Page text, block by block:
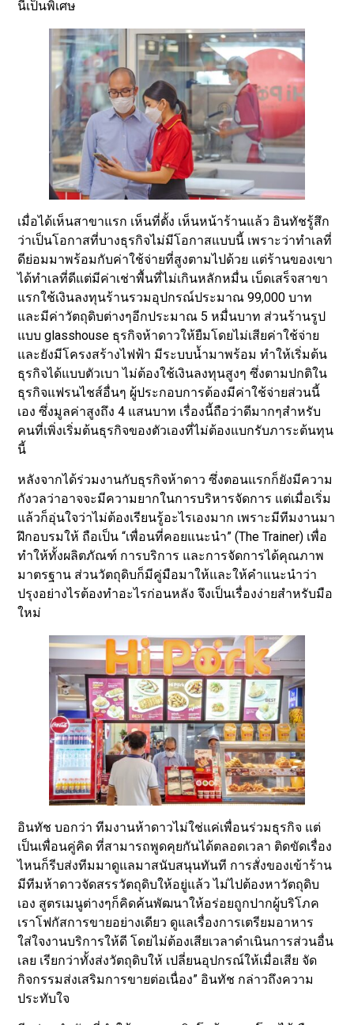
นี้เป็นพิเศษ
เมื่อได้เห็นสาขาแรก เห็นที่ตั้ง เห็นหน้าร้านแล้ว อินทัชรู้สึก
ว่าเป็นโอกาสที่บางธุรกิจไม่มีโอกาสแบบนี้ เพราะว่าทำเลที่
ดีย่อมมาพร้อมกับค่าใช้จ่ายที่สูงตามไปด้วย แต่ร้านของเขา
ได้ทำเลที่ดีแต่มีค่าเช่าพื้นที่ไม่เกินหลักหมื่น เบ็ดเสร็จสาขา
แรกใช้เงินลงทุนร้านรวมอุปกรณ์ประมาณ 99,000 บาท
และมีค่าวัตถุดิบต่างๆอีกประมาณ 5 หมื่นบาท ส่วนร้านรูป
แบบ glasshouse ธุรกิจห้าดาวให้ยืมโดยไม่เสียค่าใช้จ่าย
และยังมีโครงสร้างไฟฟ้า มีระบบน้ำมาพร้อม ทำให้เริ่มต้น
ธุรกิจได้แบบตัวเบา ไม่ต้องใช้เงินลงทุนสูงๆ ซึ่งตามปกติใน
ธุรกิจแฟรนไชส์อื่นๆ ผู้ประกอบการต้องมีค่าใช้จ่ายส่วนนี้
เอง ซึ่งมูลค่าสูงถึง 4 แสนบาท เรื่องนี้ถือว่าดีมากๆสำหรับ
คนที่เพิ่งเริ่มต้นธุรกิจของตัวเองที่ไม่ต้องแบกรับภาระต้นทุน
นี้
หลังจากได้ร่วมงานกับธุรกิจห้าดาว ซึ่งตอนแรกก็ยังมีความ
กังวลว่าอาจจะมีความยากในการบริหารจัดการ แต่เมื่อเริ่ม
แล้วก็อุ่นใจว่าไม่ต้องเรียนรู้อะไรเองมาก เพราะมีทีมงานมา
ฝึกอบรมให้ ถือเป็น “เพื่อนที่คอยแนะนำ” (The Trainer) เพื่อ
ทำให้ทั้งผลิตภัณฑ์ การบริการ และการจัดการได้คุณภาพ
มาตรฐาน ส่วนวัตถุดิบก็มีคู่มือมาให้และให้คำแนะนำว่า
ปรุงอย่างไรต้องทำอะไรก่อนหลัง จึงเป็นเรื่องง่ายสำหรับมือ
ใหม่
อินทัช บอกว่า ทีมงานห้าดาวไม่ใช่แค่เพื่อนร่วมธุรกิจ แต่
เป็นเพื่อนคู่คิด ที่สามารถพูดคุยกันได้ตลอดเวลา ติดขัดเรื่อง
ไหนก็รีบส่งทีมมาดูแลมาสนับสนุนทันที การสั่งของเข้าร้าน
มีทีมห้าดาวจัดสรรวัตถุดิบให้อยู่แล้ว ไม่ไปต้องหาวัตถุดิบ
เอง สูตรเมนูต่างๆก็คิดค้นพัฒนาให้อร่อยถูกปากผู้บริโภค
เราโฟกัสการขายอย่างเดียว ดูแลเรื่องการเตรียมอาหาร
ใส่ใจงานบริการให้ดี โดยไม่ต้องเสียเวลาดำเนินการส่วนอื่น
เลย เรียกว่าทั้งส่งวัตถุดิบให้ เปลี่ยนอุปกรณ์ให้เมื่อเสีย จัด
กิจกรรมส่งเสริมการขายต่อเนื่อง” อินทัช กล่าวถึงความ
ประทับใจ